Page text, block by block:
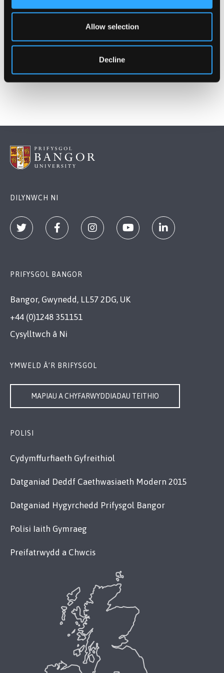
Allow selection
Decline
Straeon Perthnasol:
Tri i gystadlu ar ran y Brifysgol mewn cystadleuaeth
entrepreneuriaeth
Dyddiad cyhoeddi: 26 Mai 2017
DILYNWCH NI
PRIFYSGOL BANGOR
Bangor, Gwynedd, LL57 2DG, UK
+44 (0)1248 351151
Cysylltwch â Ni
YMWELD Â’R BRIFYSGOL
MAPIAU A CHYFARWYDDIADAU TEITHIO
POLISI
Cydymffurfiaeth Gyfreithiol
Datganiad Deddf Caethwasiaeth Modern 2015
Datganiad Hygyrchedd Prifysgol Bangor
Polisi Iaith Gymraeg
Preifatrwydd a Chwcis